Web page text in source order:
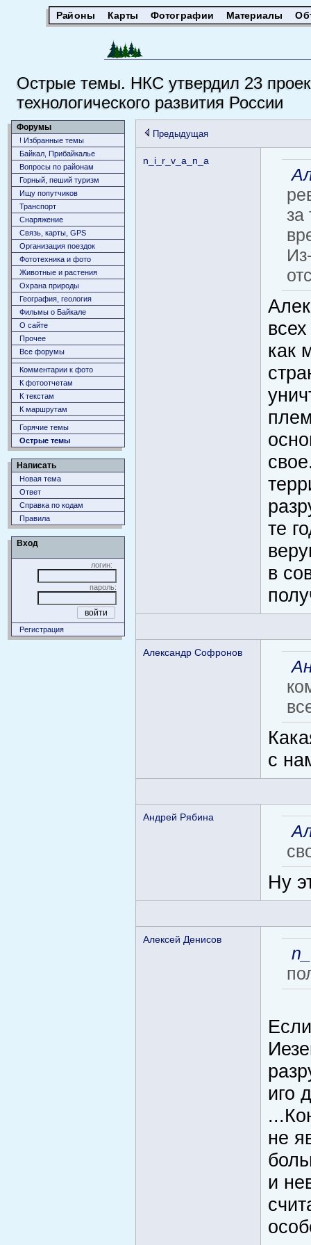
Районы Карты Фотографии Материалы
Острые темы. НКС утвердил 23
технологического развития России
Форумы
! Избранные темы
Байкал, Прибайкалье
Вопросы по районам
Горный, пеший туризм
Ищу попутчиков
Транспорт
Снаряжение
Связь, карты, GPS
Организация поездок
Фототехника и фото
Животныe и растения
Охрана природы
География, геология
Фильмы о Байкале
О сайте
Прочее
Все форумы
Комментарии к фото
К фотоотчетам
К текстам
К маршрутам
Горячие темы
Острые темы
Написать
Новая тема
Ответ
Справка по кодам
Правила
Вход
логин:
пароль:
Регистрация
Предыдущая
n_i_r_v_a_n_a
за
как
те
в
Aлександр Софронов
с
Андрей Рябина
Ну
Алексей Денисов
иго
не
и